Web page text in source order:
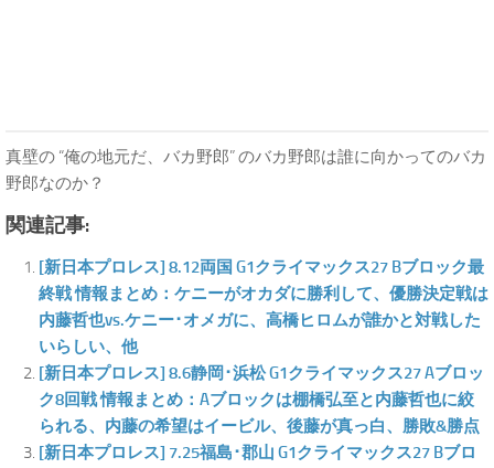
真壁の “俺の地元だ、バカ野郎” のバカ野郎は誰に向かってのバカ
野郎なのか？
関連記事:
[新日本プロレス] 8.12両国 G1クライマックス27 Bブロック最
終戦 情報まとめ：ケニーがオカダに勝利して、優勝決定戦は
内藤哲也vs.ケニー･オメガに、高橋ヒロムが誰かと対戦した
いらしい、他
[新日本プロレス] 8.6静岡･浜松 G1クライマックス27 Aブロッ
ク8回戦 情報まとめ：Aブロックは棚橋弘至と内藤哲也に絞
られる、内藤の希望はイービル、後藤が真っ白、勝敗&勝点
[新日本プロレス] 7.25福島･郡山 G1クライマックス27 Bブロ